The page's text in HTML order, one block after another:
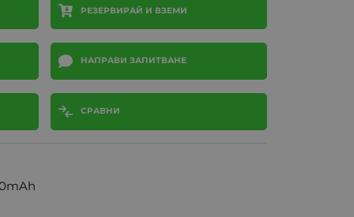
РЕЗЕРВИРАЙ И ВЗЕМИ
НАПРАВИ ЗАПИТВАНЕ
СРАВНИ